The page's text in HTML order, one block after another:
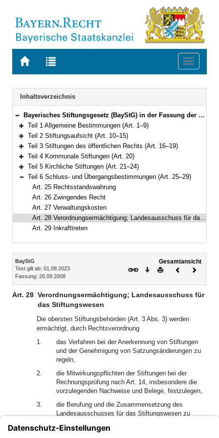
Zur
BAYERN.RECHT
Zur
letzten
Suche
Toggle
Navigation
Inhaltsverzeichnis
Bereich reduzieren
Bayerisches Stiftungsgesetz (BayStG) in der Fassung der Bekanntmachung vom 26. September 2008 (GVBl. S. 834) BayRS 282-1-1-WK (Art. 1–29)
Bereich erweitern
Teil 1 Allgemeine Bestimmungen (Art. 1–9)
Bereich erweitern
Teil 2 Stiftungsaufsicht (Art. 10–15)
Bereich erweitern
Teil 3 Stiftungen des öffentlichen Rechts (Art. 16–19)
Bereich erweitern
Teil 4 Kommunale Stiftungen (Art. 20)
Bereich erweitern
Teil 5 Kirchliche Stiftungen (Art. 21–24)
Bereich reduzieren
Teil 6 Schluss- und Übergangsbestimmungen (Art. 25–29)
Art. 25 Rechtsstandswahrung
Art. 26 Zwingendes Recht
Art. 27 Verwaltungskosten
Art. 28 Verordnungsermächtigung; Landesausschuss für das Stiftungswesen
Art. 29 Inkrafttreten
Inhalt
BayStG
Text gilt ab: 01.08.2023
Fassung: 26.09.2008
Gesamtansicht
Download
DruckenVorheriges
Art. 28 Verordnungsermächtigung; Landesausschuss für
das Stiftungswesen
Die obersten Stiftungsbehörden (Art. 3 Abs. 3) werden
ermächtigt, durch Rechtsverordnung
1.
das Verfahren bei der Anerkennung von Stiftungen
und der Genehmigung von Satzungsänderungen zu
regeln,
2.
die Mitwirkungspflichten der Stiftungen bei der
Rechnungsprüfung nach Art. 14, insbesondere die
vorzulegenden Nachweise und Belege, festzulegen,
3.
die Berufung und die Zusammensetzung des
Landesausschusses für das Stiftungswesen zu
Stiftungsbehörden und der Stiftungsbehörden sowie